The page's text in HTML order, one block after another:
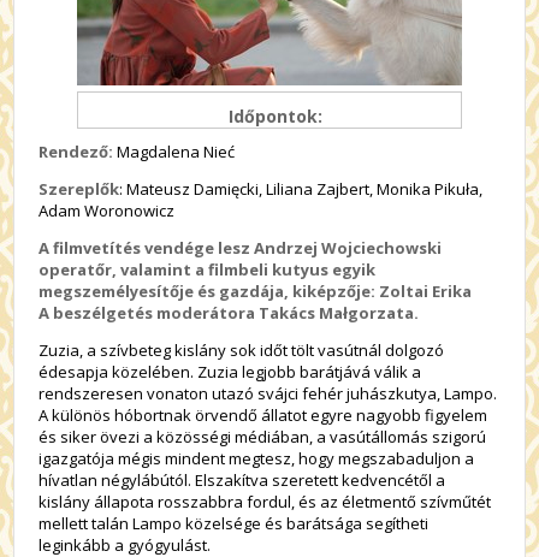
Időpontok:
Rendező: Magdalena Nieć
Szereplők: Mateusz Damięcki, Liliana Zajbert, Monika Pikuła,
Adam Woronowicz
A filmvetítés vendége lesz Andrzej Wojciechowski
operatőr, valamint a filmbeli kutyus egyik
megszemélyesítője és gazdája, kiképzője: Zoltai Erika
A beszélgetés moderátora Takács Małgorzata.
Zuzia, a szívbeteg kislány sok időt tölt vasútnál dolgozó
édesapja közelében. Zuzia legjobb barátjává válik a
rendszeresen vonaton utazó svájci fehér juhászkutya, Lampo.
A különös hóbortnak örvendő állatot egyre nagyobb figyelem
és siker övezi a közösségi médiában, a vasútállomás szigorú
igazgatója mégis mindent megtesz, hogy megszabaduljon a
hívatlan négylábútól. Elszakítva szeretett kedvencétől a
kislány állapota rosszabbra fordul, és az életmentő szívműtét
mellett talán Lampo közelsége és barátsága segítheti
leginkább a gyógyulást.